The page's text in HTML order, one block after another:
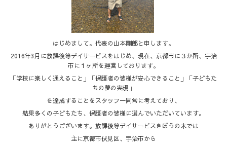
はじめまして。代表の山本剛郎と申します。
2016年3月に放課後等デイサービスをはじめ、現在、京都市に３か所、宇治
市に１ヶ所を運営しております。
「学校に楽しく通えること」「保護者の皆様が安心できること」「子どもた
ちの夢の実現」
を達成することをスタッフ一同常に考えており、
結果多くの子どもたち、保護者の皆様に選んでいただいています。
ありがとうございます。放課後等デイサービスきぼうの木では
主に京都市伏見区、宇治市から